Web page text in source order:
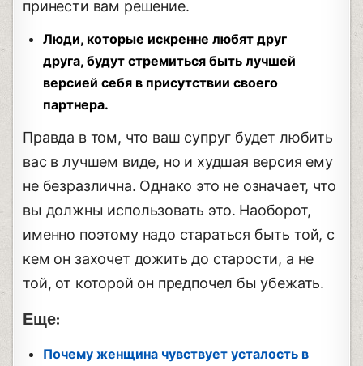
принести вам решение.
Люди, которые искренне любят друг
друга, будут стремиться быть лучшей
версией себя в присутствии своего
партнера.
Правда в том, что ваш супруг будет любить
вас в лучшем виде, но и худшая версия ему
не безразлична. Однако это не означает, что
вы должны использовать это. Наоборот,
именно поэтому надо стараться быть той, с
кем он захочет дожить до старости, а не
той, от которой он предпочел бы убежать.
Еще:
Почему женщина чувствует усталость в